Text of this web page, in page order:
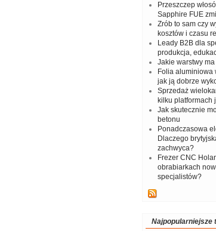
Przeszczep
Sapphire FUE
Zrób to sam czy
kosztów i czasu
Leady B2B dla
produkcja,
Jakie warstwy ma
Folia aluminiowa
jak ją dobrze
Sprzedaż
kilku platformach
Jak skutecznie
betonu
Ponadczasowa
Dlaczego
zachwyca?
Frezer CNC
obrabiarkach
specjalistów?
Najpopularniejsze